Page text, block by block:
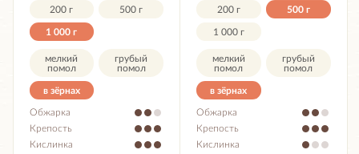
200 г 500 г
1 000 г
мелкий
помол
грубый
помол
в зёрнах
Обжарка
Крепость
Кислинка
200 г 500 г
1 000 г
мелкий
помол
грубый
помол
в зёрнах
Обжарка
Крепость
Кислинка